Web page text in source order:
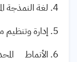
لغة النمذجة
إدارة
الأنماط